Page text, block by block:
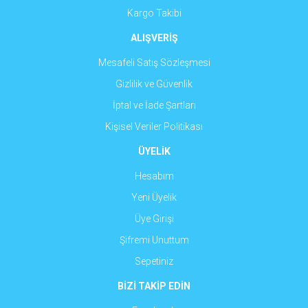
Kargo Takibi
ALIŞVERİŞ
Mesafeli Satış Sözleşmesi
Gizlilik ve Güvenlik
İptal ve İade Şartları
Kişisel Veriler Politikası
ÜYELİK
Hesabım
Yeni Üyelik
Üye Girişi
Şifremi Unuttum
Sepetiniz
BİZİ TAKİP EDİN